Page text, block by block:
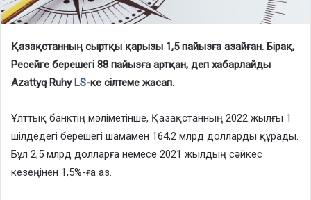
Қазақстанның сыртқы қарызы 1,5 пайызға азайған. Бірақ,
Ресейге берешегі 88 пайызға артқан, деп хабарлайды
Azattyq Ruhy LS-ке сілтеме жасап.
Ұлттық банктің мәліметінше, Қазақстанның 2022 жылғы 1
шілдедегі берешегі шамамен 164,2 млрд долларды құрады.
Бұл 2,5 млрд долларға немесе 2021 жылдың сәйкес
кезеңінен 1,5%-ға аз.